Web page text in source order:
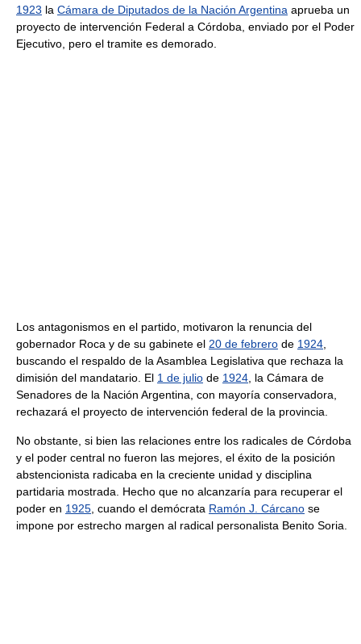
1923 la Cámara de Diputados de la Nación Argentina aprueba un
proyecto de intervención Federal a Córdoba, enviado por el Poder
Ejecutivo, pero el tramite es demorado.
Los antagonismos en el partido, motivaron la renuncia del
gobernador Roca y de su gabinete el 20 de febrero de 1924,
buscando el respaldo de la Asamblea Legislativa que rechaza la
dimisión del mandatario. El 1 de julio de 1924, la Cámara de
Senadores de la Nación Argentina, con mayoría conservadora,
rechazará el proyecto de intervención federal de la provincia.
No obstante, si bien las relaciones entre los radicales de Córdoba
y el poder central no fueron las mejores, el éxito de la posición
abstencionista radicaba en la creciente unidad y disciplina
partidaria mostrada. Hecho que no alcanzaría para recuperar el
poder en 1925, cuando el demócrata Ramón J. Cárcano se
impone por estrecho margen al radical personalista Benito Soria.